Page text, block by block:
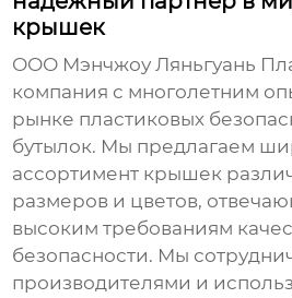
крышек
ООО Мэнчжоу Ляньгуань
компания с многолетним
рынке пластиковых
бутылок. Мы предлагаем
ассортимент крышек
размеров и цветов,
высоким требованиям
безопасности. Мы
производителями и